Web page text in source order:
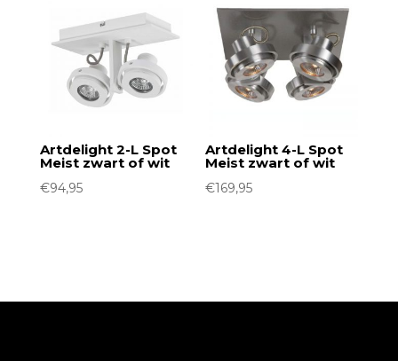
Artdelight 2-L Spot
Meist zwart of wit
€94,95
Artdelight 4-L Spot
Meist zwart of wit
€169,95